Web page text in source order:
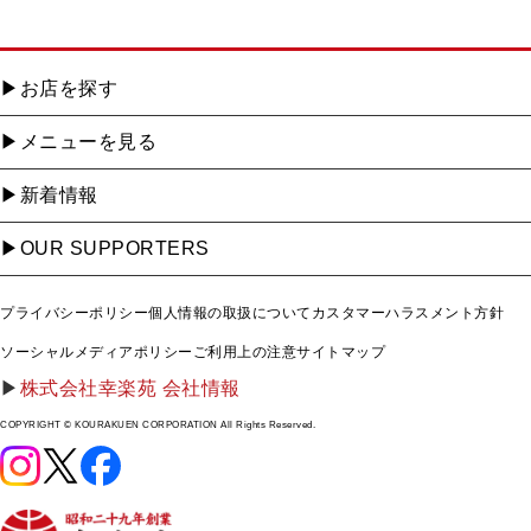
お店を探す
メニューを見る
新着情報
OUR SUPPORTERS
プライバシーポリシー個人情報の取扱について カスタマーハラスメント方針
ソーシャルメディアポリシー ご利用上の注意サイトマップ
株式会社幸楽苑 会社情報
COPYRIGHT © KOURAKUEN CORPORATION All Rights Reserved.